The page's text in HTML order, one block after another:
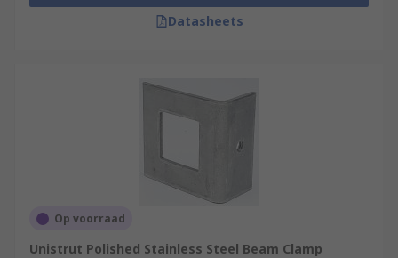
Datasheets
Op voorraad
Unistrut Polished Stainless Steel Beam Clamp